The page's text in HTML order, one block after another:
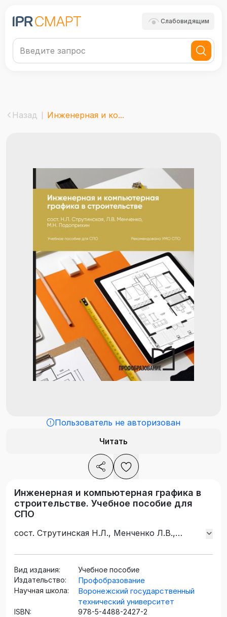
Слабовидящим
Назад Инженерная и ко...
Пользователь не авторизован
Читать
Инженерная и компьютерная графика в
строительстве. Учебное пособие для
СПО
сост. Струтинская Н.Л., Менченко Л.В.,
Вид издания:
Учебное пособие
Издательство:
Профобразование
Научная школа:
Воронежский государственный
технический университет
ISBN:
978-5-4488-2427-2